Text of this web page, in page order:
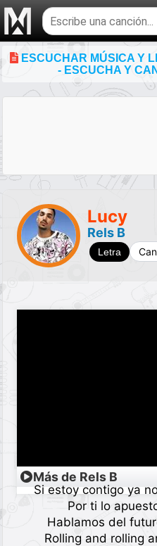
Buscar
temas
musicales
ESCUCHAR MÚSICA Y
- ESCUCHA Y
Lucy
Rels B
Letra
Si estoy contigo ya
Por ti lo
Hablamos del
Rolling and rolling
Más de Rels B